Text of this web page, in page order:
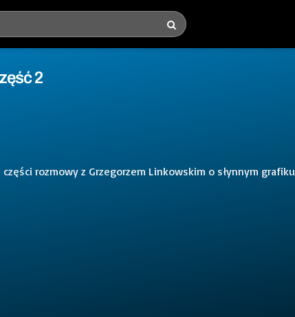
2
rozmowy z Grzegorzem Linkowskim o słynnym grafiku